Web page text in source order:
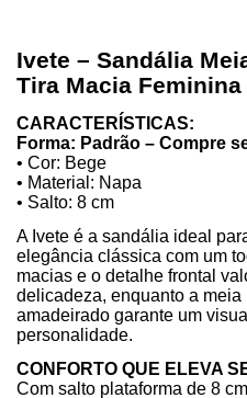
Ivete – Sandália
Tira Macia Feminina
CARACTERÍSTICAS:
Forma: Padrão – Compre
• Cor: Bege
• Material: Napa
• Salto: 8 cm
A Ivete é a sandália ideal
elegância clássica com um
macias e o detalhe frontal
delicadeza, enquanto a
amadeirado garante um
personalidade.
CONFORTO QUE ELEVA
Com salto plataforma de 8